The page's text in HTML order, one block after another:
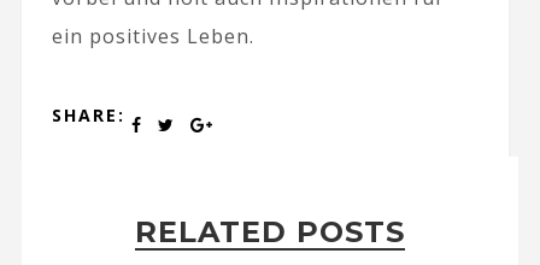
ein positives Leben.
SHARE:
RELATED POSTS